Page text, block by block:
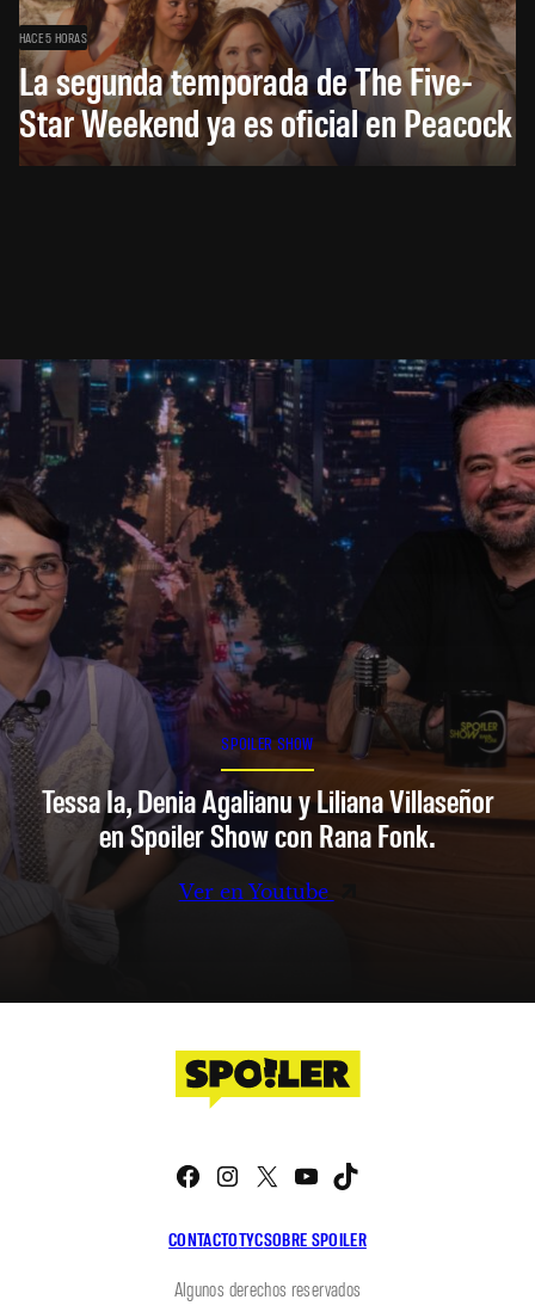
HACE 5 HORAS
La segunda temporada de The Five-
Star Weekend ya es oficial en Peacock
SPOILER SHOW
Tessa Ia, Denia Agalianu y Liliana Villaseñor
en Spoiler Show con Rana Fonk.
Ver en Youtube
CONTACTOTYCSOBRE SPOILER
Facebook
Instagram
X YouTube
Algunos derechos reservados